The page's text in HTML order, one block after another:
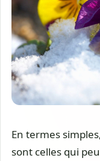
En termes
sont celles qui